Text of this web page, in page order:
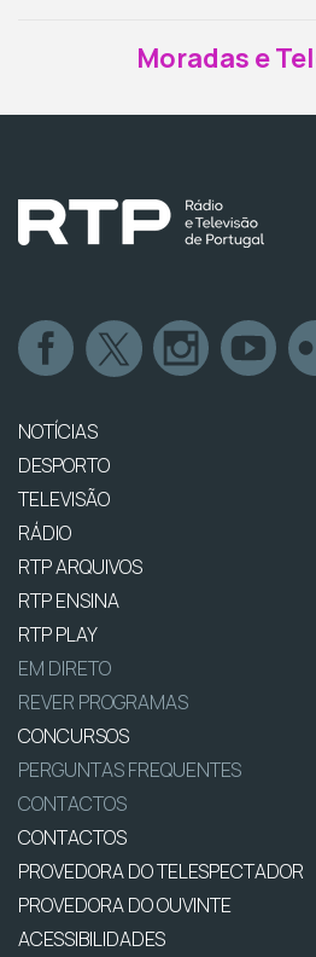
Moradas e
NOTÍCIAS
DESPORTO
TELEVISÃO
RÁDIO
RTP ARQUIVOS
RTP ENSINA
RTP PLAY
EM DIRETO
REVER PROGRAMAS
CONCURSOS
PERGUNTAS FREQUENTES
CONTACTOS
CONTACTOS
PROVEDORA DO TELESPECTADOR
PROVEDORA DO OUVINTE
ACESSIBILIDADES